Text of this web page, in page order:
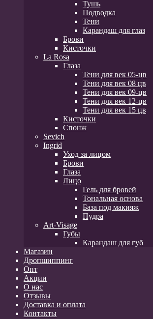
Тушь
Подводка
Тени
Карандаш для глаз
Брови
Кисточки
La Rosa
Глаза
Тени для век 05-цв
Тени для век 08 цв
Тени для век 09-цв
Тени для век 12-цв
Тени для век 15 цв
Кисточки
Спонж
Sevich
Ingrid
Уход за лицом
Брови
Глаза
Лицо
Гель для бровей
Тональная основа
База под макияж
Пудра
Art-Visage
Губы
Карандаш для губ
Магазин
Дропшиппинг
Опт
Акции
О нас
Отзывы
Доставка и оплата
Контакты